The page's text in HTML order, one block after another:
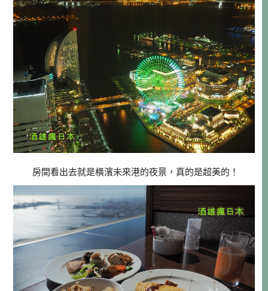
房間看出去就是橫濱未來港的夜景，真的是超美的！